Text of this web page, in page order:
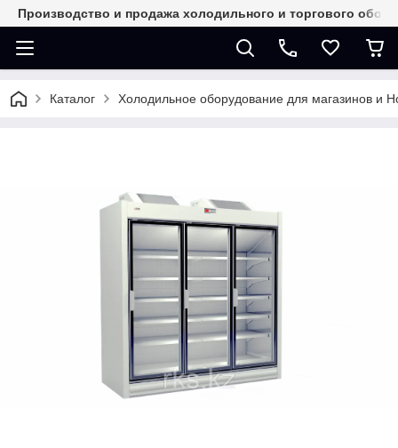
Производство и продажа холодильного и торгового
Каталог Холодильное оборудование для магазинов и